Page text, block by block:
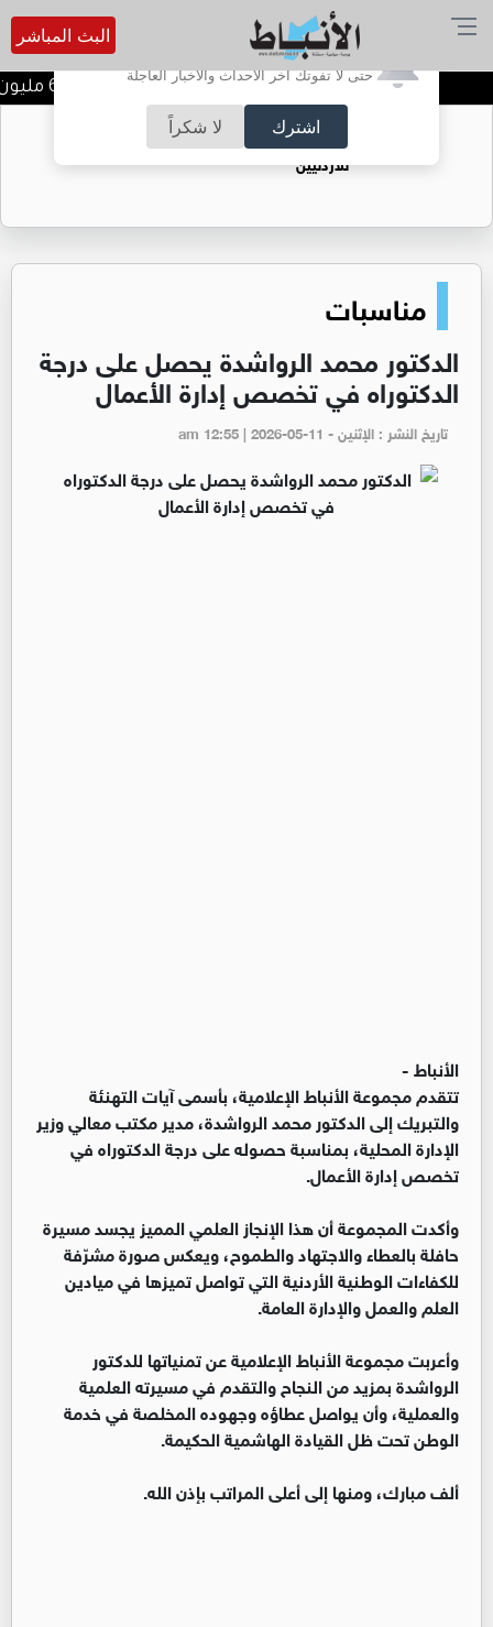
أترغب في تفعيل الإشعارات؟
حتى لا تفوتك آخر الأحداث والأخبار العاجلة
اشترك لا شكراً
البث المباشر
مصفاة البترول تحقق 62.1 مليون دينار أرباحا صافية في النصف الأول من 2026
حقل الريشة حين يتحول الغاز إلى فرص عمل
للأردنيين
مناسبات
الدكتور محمد الرواشدة يحصل على درجة
الدكتوراه في تخصص إدارة الأعمال
تاريخ النشر : الإثنين - am 12:55 | 2026-05-11
الأنباط -
تتقدم مجموعة الأنباط الإعلامية، بأسمى آيات التهنئة
والتبريك إلى الدكتور محمد الرواشدة، مدير مكتب معالي وزير
الإدارة المحلية، بمناسبة حصوله على درجة الدكتوراه في
تخصص إدارة الأعمال.
وأكدت المجموعة أن هذا الإنجاز العلمي المميز يجسد مسيرة
حافلة بالعطاء والاجتهاد والطموح، ويعكس صورة مشرّفة
للكفاءات الوطنية الأردنية التي تواصل تميزها في ميادين
العلم والعمل والإدارة العامة.
وأعربت مجموعة الأنباط الإعلامية عن تمنياتها للدكتور
الرواشدة بمزيد من النجاح والتقدم في مسيرته العلمية
والعملية، وأن يواصل عطاؤه وجهوده المخلصة في خدمة
الوطن تحت ظل القيادة الهاشمية الحكيمة.
ألف مبارك، ومنها إلى أعلى المراتب بإذن الله.